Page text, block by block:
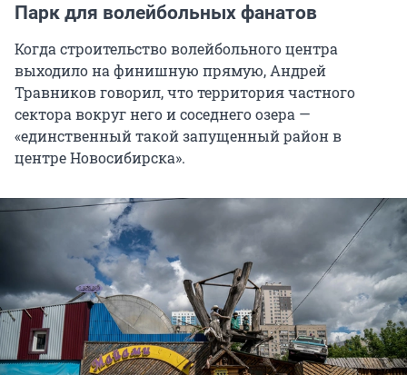
Парк для волейбольных фанатов
Когда строительство волейбольного центра
выходило на финишную прямую, Андрей
Травников говорил, что территория частного
сектора вокруг него и соседнего озера —
«единственный такой запущенный район в
центре Новосибирска».